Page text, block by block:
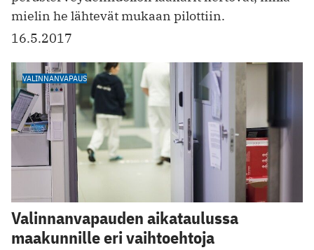
mielin he lähtevät mukaan pilottiin.
16.5.2017
VALINNANVAPAUS
Valinnanvapauden aikataulussa
maakunnille eri vaihtoehtoja